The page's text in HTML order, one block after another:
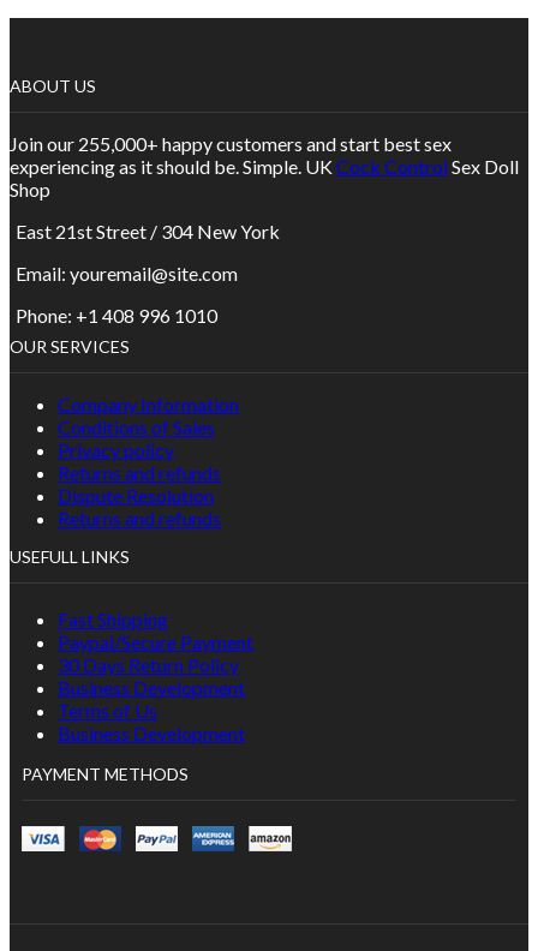
ABOUT US
Join our 255,000+ happy customers and start best sex
experiencing as it should be. Simple. UKCock ControlSex Doll
Shop
East 21st Street / 304 New York
Email: youremail@site.com
Phone: +1 408 996 1010
OUR SERVICES
Company Information
Conditions of Sales
Privacy policy
Returns and refunds
Dispute Resolution
Returns and refunds
USEFULL LINKS
Fast Shipping
Paypal/Secure Payment
30 Days Return Policy
Business Development
Terms of Us
Business Development
PAYMENT METHODS